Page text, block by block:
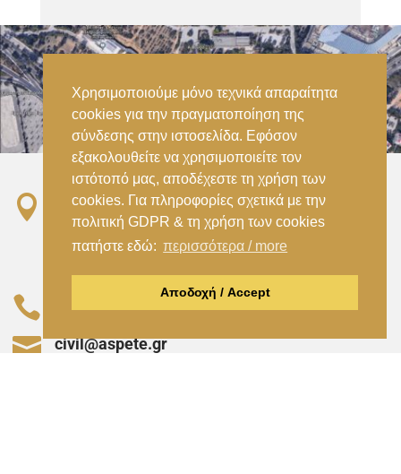

Σταθμός ΗΣΑΠ “Ειρήνη”, 151 22, Αμαρούσιο
Αττικής –
Metro ISAP – Irini Station, 15122, Marousi
Attica
 (+30) 210 2896739
 civil@aspete.gr
Χρησιμοποιούμε μόνο τεχνικά απαραίτητα
cookies για την πραγματοποίηση της
σύνδεσης στην ιστοσελίδα. Εφόσον
εξακολουθείτε να χρησιμοποιείτε τον
ιστότοπό μας, αποδέχεστε τη χρήση των
cookies. Για πληροφορίες σχετικά με την
πολιτική GDPR & τη χρήση των cookies
πατήστε εδώ: περισσότερα / more
Αποδοχή / Accept